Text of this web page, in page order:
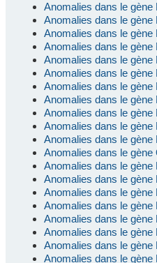
Anomalies dans le gène
Anomalies dans le gène
Anomalies dans le gène
Anomalies dans le gène
Anomalies dans le gène
Anomalies dans le gène
Anomalies dans le gène
Anomalies dans le gène
Anomalies dans le gène
Anomalies dans le gène
Anomalies dans le gène
Anomalies dans le gène
Anomalies dans le gène
Anomalies dans le gène
Anomalies dans le gène
Anomalies dans le gène
Anomalies dans le gène
Anomalies dans le gène
Anomalies dans le gène
Anomalies dans le gène